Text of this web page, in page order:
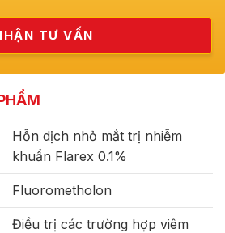
Hỗn dịch nhỏ mắt trị nhiễm
khuẩn Flarex 0.1%
Fluorometholon
Điều trị các trường hợp viêm